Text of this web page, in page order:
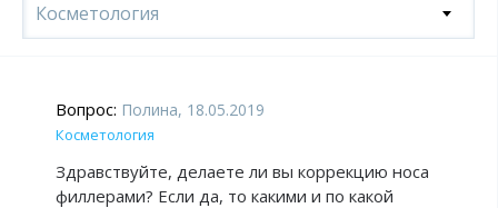
Косметология
Вопрос: Полина, 18.05.2019
Косметология
Здравствуйте, делаете ли вы коррекцию носа
филлерами? Если да, то какими и по какой